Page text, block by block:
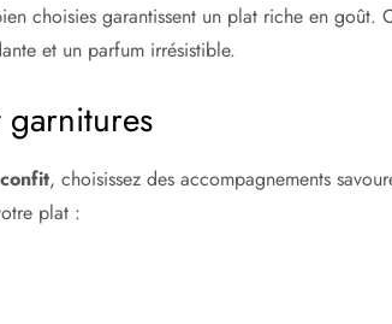
choisies garantissent un plat riche en goût.
et un parfum irrésistible.
, choisissez des accompagnements
plat :